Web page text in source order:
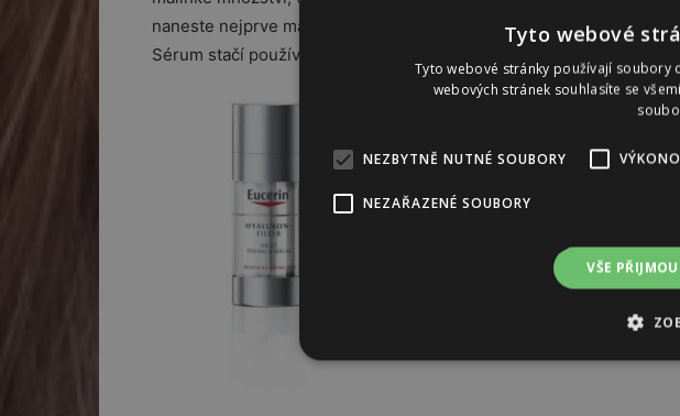
naneste nejprve malinké množství séra, nechte chvilku působit a
Sérum stačí používat dvakrát či třikrát týdně, jednou nebo dvakrát
Tyto webové
Tyto webové stránky používají soubory
webových stránek souhlasíte se
NEZBYTNĚ NUTNÉ SOUBORY
NEZAŘAZENÉ SOUBORY
VŠE